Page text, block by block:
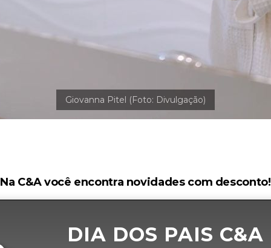
Na C&A você encontra novidades com desconto!
DIA DOS PAIS C&A